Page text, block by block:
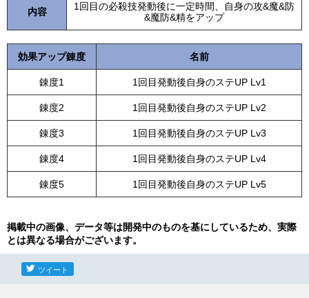
内容
1回目の必殺技発動後に一定時間、自身の攻&魔&防
&魔防&精をアップ
効果アップ錬度 名前
錬度1 1回目発動後自身のステUP Lv1
錬度2 1回目発動後自身のステUP Lv2
錬度3 1回目発動後自身のステUP Lv3
錬度4 1回目発動後自身のステUP Lv4
錬度5 1回目発動後自身のステUP Lv5
掲載中の画像、データ等は開発中のものを基にしているため、実際
とは異なる場合がございます。
ツイート